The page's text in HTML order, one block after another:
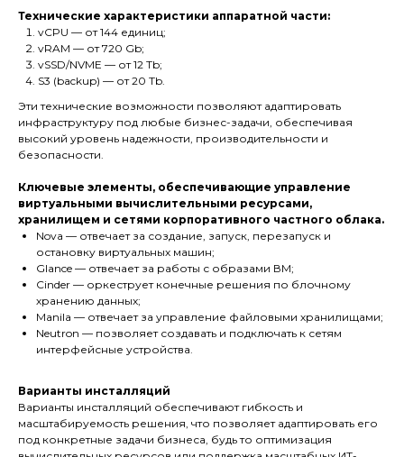
Технические характеристики аппаратной части:
vCPU — от 144 единиц;
vRAM — от 720 Gb;
vSSD/NVME — от 12 Tb;
S3 (backup) — от 20 Tb.
Эти технические возможности позволяют адаптировать
инфраструктуру под любые бизнес-задачи, обеспечивая
высокий уровень надежности, производительности и
безопасности.
Ключевые элементы, обеспечивающие управление
виртуальными вычислительными ресурсами,
хранилищем и сетями корпоративного частного облака.
Nova — отвечает за создание, запуск, перезапуск и
остановку виртуальных машин;
Glance — отвечает за работы с образами ВМ;
Cinder — оркеструет конечные решения по блочному
хранению данных;
Manila — отвечает за управление файловыми хранилищами;
Neutron — позволяет создавать и подключать к сетям
интерфейсные устройства.
Варианты инсталляций
Варианты инсталляций обеспечивают гибкость и
масштабируемость решения, что позволяет адаптировать его
под конкретные задачи бизнеса, будь то оптимизация